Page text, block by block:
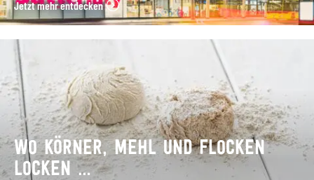
Jetzt mehr entdecken
WO KÖRNER, MEHL UND FLOCKEN
LOCKEN …